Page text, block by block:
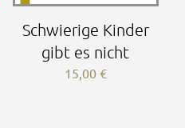
Schwierige Kinder
gibt es nicht
15,00 €